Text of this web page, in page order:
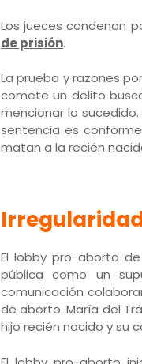
Los jueces condenan
de prisión.
La prueba y razones
comete un delito
mencionar lo
sentencia es
matan a la recién
El lobby pro-aborto
pública como un
comunicación
de aborto. María del
hijo recién nacido y su